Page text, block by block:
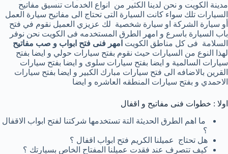
مدينة الكويت و نحن لدينا الكثير من انواع الخدمات تنسيق مفاتيح
السيارات تلك سواء كانت السيارة التى تحتاج الى مفاتيح سيارة العمل
أو سيارة الشركة او سيارة شخصية لك عزيزي العميل نقوم في فتح
باب السيارة باسرع و امهر الطرق المستخدمه فى الكويت نحن نوفر
السلامة فى كل مناطق الكويت امهر فنى فتح ابواب و صب مفاتيح
لهذا النوع من السيارات حيث نقوم بفتح سيارات حولي و ايضا بفتح
سيارات السالمية و ايضا بفتح سيارات سلوى و ايضا بفتح سيارات
القرين بالاضافه الى فتح سيارات مبارك الكبير و ايضا بفتح سيارات
الاحمدي و بفتح سيارات المنطقه العاشره و ايضا
اولا : خطوات فنى مفاتيح و اقفال
ما اهم الطرق الحديثة التة تستخدمها شركتنا لفتح ابواب الاقفال
؟
هل تحتاج عميلنا الكريم فتح ابواب اقفال ؟
كيف تتصرف عند فقدت عميلنا المفتاح الخاص بسيارتك ؟